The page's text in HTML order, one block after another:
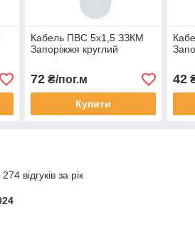
Кабель ПВС 5х1,5 ЗЗКМ
Запоріжжя круглий
72₴/пог.м
Купити
42
відгуків за рік